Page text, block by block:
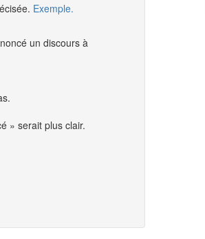
Exemple.
un discours à
» serait plus clair.